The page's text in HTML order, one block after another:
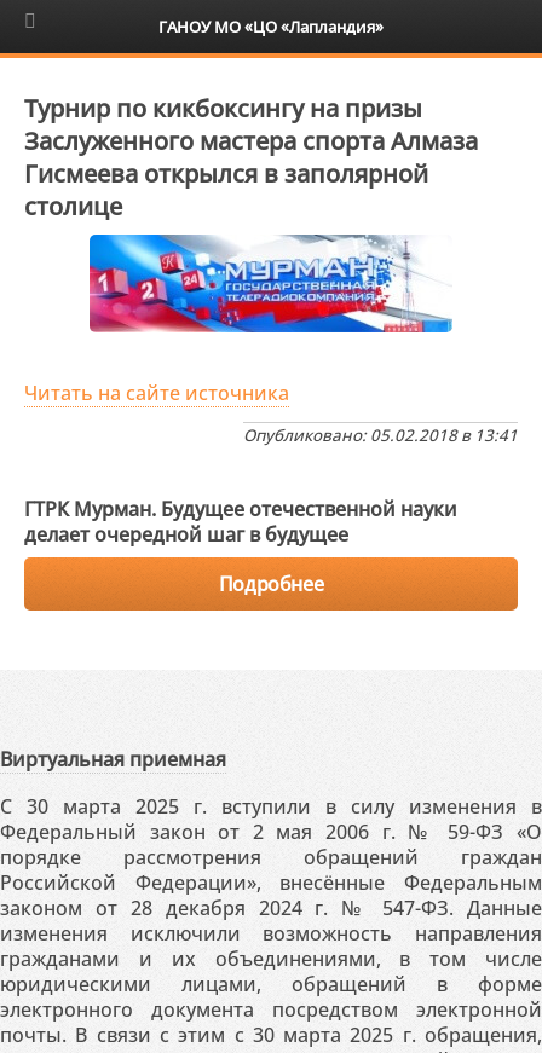
6+
Турнир по кикбоксингу на призы
Заслуженного мастера спорта Алмаза
Гисмеева открылся в заполярной
столице
Читать на сайте источника
Опубликовано: 05.02.2018 в 13:41
ГТРК Мурман. Будущее отечественной науки
делает очередной шаг в будущее
Подробнее
Виртуальная приемная
С 30 марта 2025 г. вступили в силу изменения в
Федеральный закон от 2 мая 2006 г. № 59-ФЗ «О
порядке рассмотрения обращений граждан
Российской Федерации», внесённые Федеральным
законом от 28 декабря 2024 г. № 547-ФЗ. Данные
изменения исключили возможность направления
гражданами и их объединениями, в том числе
юридическими лицами, обращений в форме
электронного документа посредством электронной
почты. В связи с этим с 30 марта 2025 г. обращения,
ГАНОУ МО «ЦО «Лапландия»